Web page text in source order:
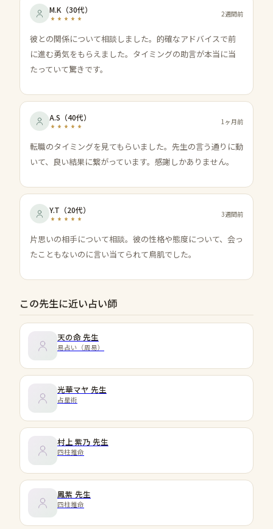
M.K （30代） 2週間前
彼との関係について相談しました。的確なアドバイスで前
に進む勇気をもらえました。タイミングの助言が本当に当
たっていて驚きです。
A.S （40代） 1ヶ月前
転職のタイミングを見てもらいました。先生の言う通りに動
いて、良い結果に繋がっています。感謝しかありません。
Y.T （20代） 3週間前
片思いの相手について相談。彼の性格や態度について、会っ
たこともないのに言い当てられて鳥肌でした。
この先生に近い占い師
天の命 先生
易占い（周易）
光華マヤ 先生
占星術
村上 紫乃 先生
四柱推命
鳳紫 先生
四柱推命